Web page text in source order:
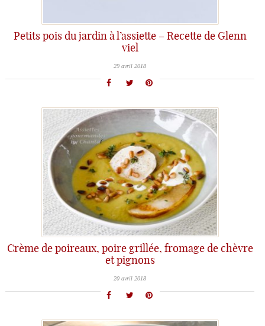
Petits pois du jardin à l’assiette – Recette de Glenn
viel
29 avril 2018
Crème de poireaux, poire grillée, fromage de chèvre
et pignons
20 avril 2018